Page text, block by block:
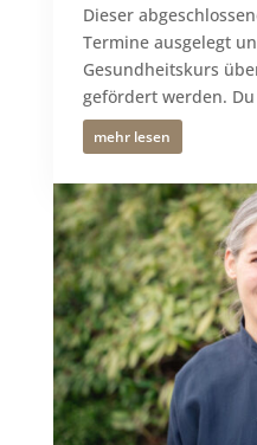
Dieser
Termine ausgelegt
Gesundheitskurs
gefördert werden.
mehr lesen